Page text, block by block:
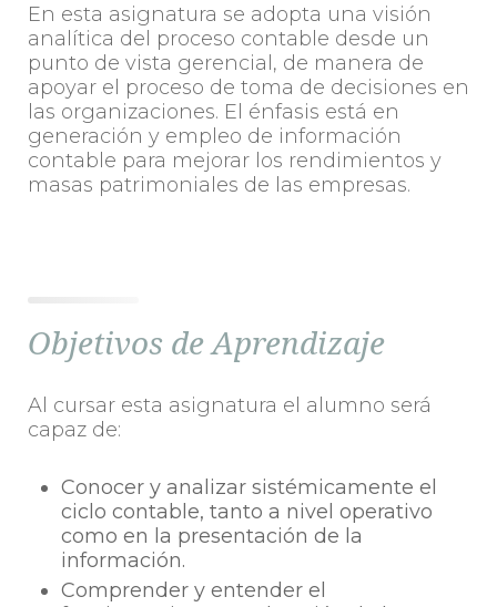
En esta asignatura se adopta una visión
analítica del proceso contable desde un
punto de vista gerencial, de manera de
apoyar el proceso de toma de decisiones en
las organizaciones. El énfasis está en
generación y empleo de información
contable para mejorar los rendimientos y
masas patrimoniales de las empresas.
Objetivos de Aprendizaje
Al cursar esta asignatura el alumno será
capaz de:
Conocer y analizar sistémicamente el
ciclo contable, tanto a nivel operativo
como en la presentación de la
información.
Comprender y entender el